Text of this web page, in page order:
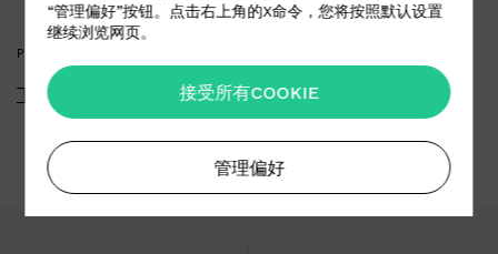
PRESS KIT
下载媒体资料
“管理偏好”按钮。点击右上角的X命令，您将按照默认设置
继续浏览网页。
接受所有COOKIE
管理偏好